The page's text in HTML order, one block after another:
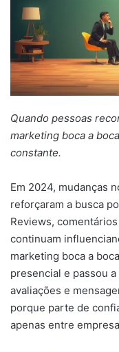
Quando pessoas
marketing boca a
constante.
Em 2024, mudanças
reforçaram a busca
Reviews,
continuam
marketing boca a
presencial e passou
avaliações e
porque parte de
apenas entre